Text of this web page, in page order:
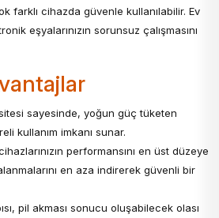
farklı cihazda güvenle kullanılabilir. Ev
eşyalarınızın sorunsuz çalışmasını
sayesinde, yoğun güç tüketen
kullanım imkanı sunar.
performansını en üst düzeye
en aza indirerek güvenli bir
pil akması sonucu oluşabilecek olası